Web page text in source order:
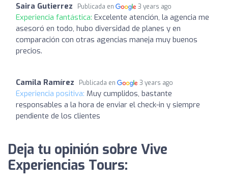
Saira Gutierrez Publicada en 3 years ago
Experiencia fantástica: Excelente atención, la agencia me
asesoró en todo, hubo diversidad de planes y en
comparación con otras agencias maneja muy buenos
precios.
Camila Ramírez Publicada en 3 years ago
Experiencia positiva: Muy cumplidos, bastante
responsables a la hora de enviar el check-in y siempre
pendiente de los clientes
Deja tu opinión sobre Vive
Experiencias Tours: